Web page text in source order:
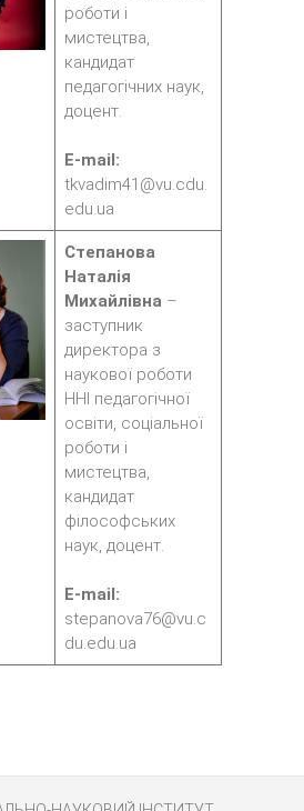
роботи і
мистецтва,
кандидат
педагогічних наук,
доцент.
E-mail:
tkvadim41@vu.cdu.
edu.ua
Степанова
Наталія
Михайлівна –
заступник
директора з
наукової роботи
ННІ педагогічної
освіти, соціальної
роботи і
мистецтва,
кандидат
філософських
наук, доцент.
E-mail:
stepanova76@vu.c
du.edu.ua